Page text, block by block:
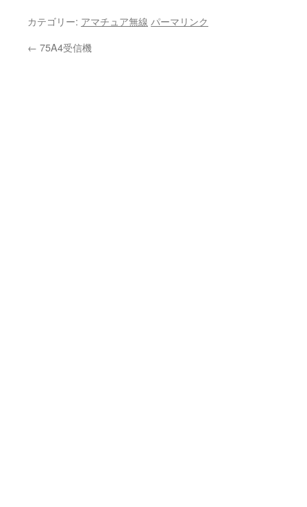
カテゴリー: アマチュア無線 パーマリンク
← 75A4受信機